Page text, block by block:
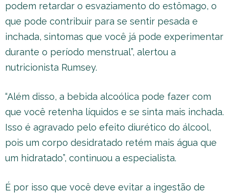
podem retardar o esvaziamento do estômago, o
que pode contribuir para se sentir pesada e
inchada, sintomas que você já pode experimentar
durante o período menstrual”, alertou a
nutricionista Rumsey.
“Além disso, a bebida alcoólica pode fazer com
que você retenha líquidos e se sinta mais inchada.
Isso é agravado pelo efeito diurético do álcool,
pois um corpo desidratado retém mais água que
um hidratado”, continuou a especialista.
É por isso que você deve evitar a ingestão de